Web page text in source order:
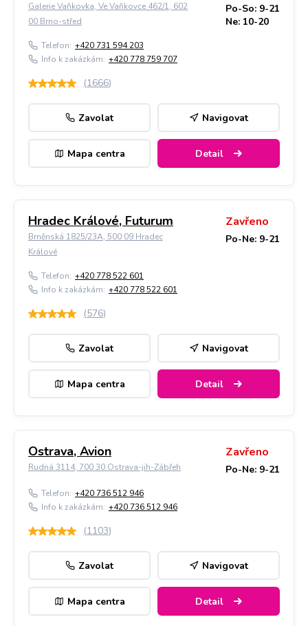
Galerie Vaňkovka, Ve Vaňkovce 462/1, 602
00 Brno-střed
Po-So: 9-21
Ne: 10-20
Telefon: +420 731 594 203
Info k zakázkám: +420 778 759 707
(1666)
Zavolat Navigovat
Mapa centra Detail
Hradec Králové, Futurum
Brněnská 1825/23A, 500 09 Hradec
Králové
Zavřeno
Po-Ne: 9-21
Telefon: +420 778 522 601
Info k zakázkám: +420 778 522 601
(576)
Zavolat Navigovat
Mapa centra Detail
Ostrava, Avion
Rudná 3114, 700 30 Ostrava-jih-Zábřeh
Zavřeno
Po-Ne: 9-21
Telefon: +420 736 512 946
Info k zakázkám: +420 736 512 946
(1103)
Zavolat Navigovat
Mapa centra Detail